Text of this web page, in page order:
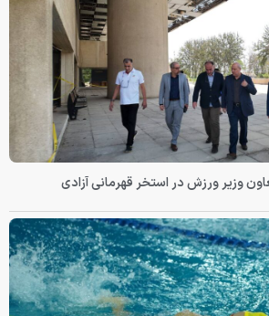
وزیر ورزش در استخر قهرمانی آزادی